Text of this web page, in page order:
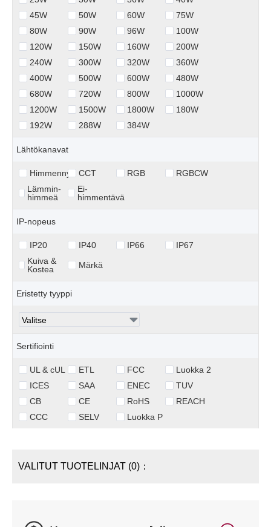
45W
50W 60W
75W
80W
90W 96W
100W
120W
150W 160W
200W
240W
300W 320W
360W
400W
500W 600W
480W
680W
720W 800W
1000W
1200W
1500W 1800W
180W
192W
288W 384W
Lähtökanavat
Himmennys CCT RGB
RGBCW
Lämmin-
himmeä
Ei-
himmentävä
IP-nopeus
IP20 IP40 IP66
IP67
Kuiva &
Kostea
Märkä
Eristetty tyyppi
Sertifiointi
UL & cUL ETL FCC
Luokka 2
ICES
SAA ENEC
TUV
CB
CE RoHS
REACH
CCC
SELV Luokka P
VALITUT TUOTELINJAT (0)：